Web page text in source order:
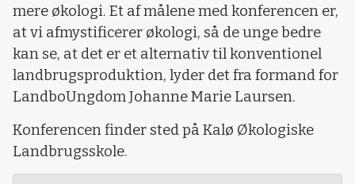
mere økologi. Et af målene med konferencen er,
at vi afmystificerer økologi, så de unge bedre
kan se, at det er et alternativ til konventionel
landbrugsproduktion, lyder det fra formand for
LandboUngdom Johanne Marie Laursen.
Konferencen finder sted på Kalø Økologiske
Landbrugsskole.